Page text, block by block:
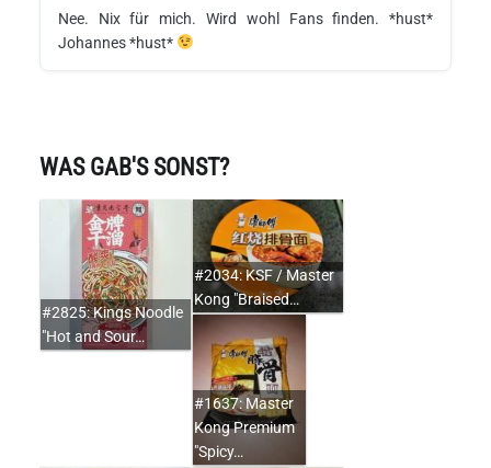
Nee. Nix für mich. Wird wohl Fans finden. *hust*
Johannes *hust*
WAS GAB'S SONST?
#2825: Kings Noodle
"Hot and Sour…
#2034: KSF / Master
Kong "Braised…
#1637: Master
Kong Premium
"Spicy…